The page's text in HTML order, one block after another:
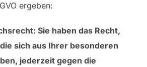
ergeben:
Sie haben das Recht,
sich aus Ihrer besonderen
jederzeit gegen die